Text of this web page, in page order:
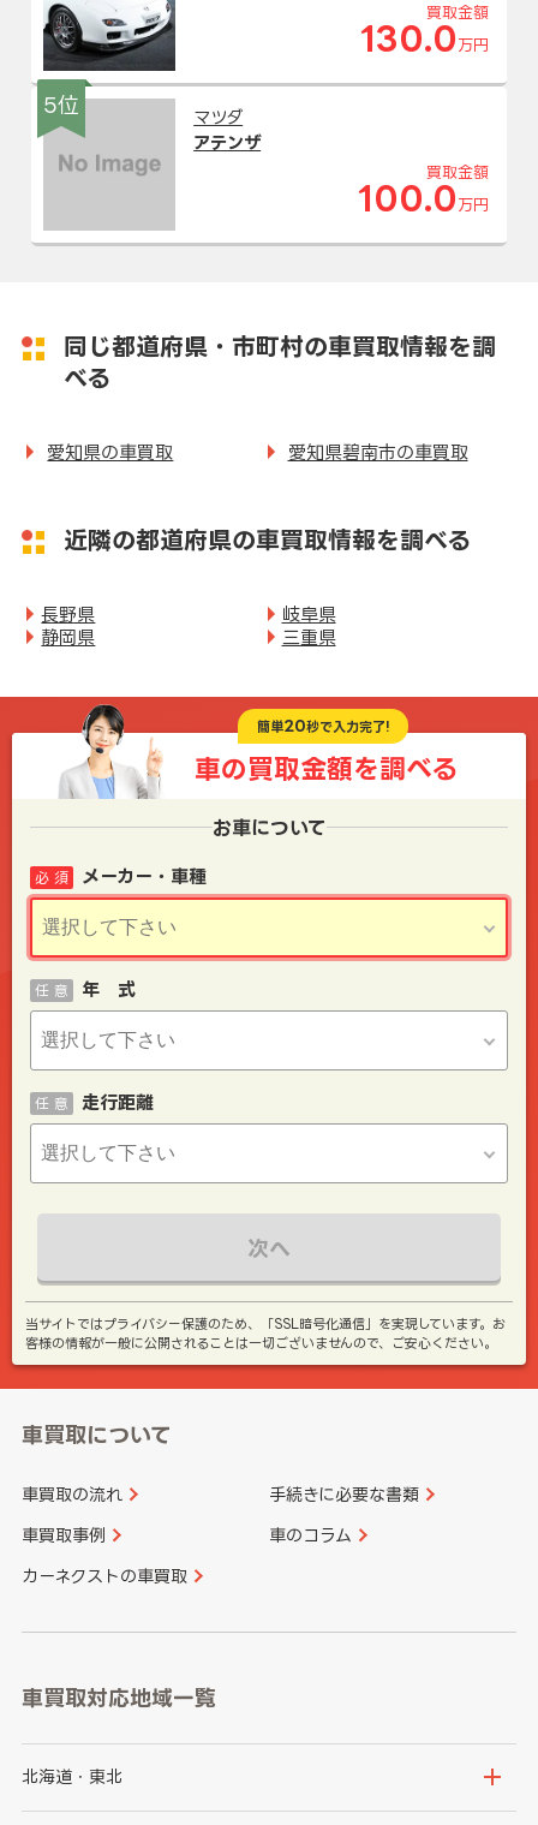
買取金額
130.0 万円
5位
マツダ
アテンザ
買取金額
100.0 万円
同じ都道府県・市町村の車買取情報を調
べる
愛知県の車買取 愛知県碧南市の車買取
近隣の都道府県の車買取情報を調べる
長野県
岐阜県
静岡県
三重県
簡単20秒で入力完了!
車の買取金額を調べる
お車について
メーカー・車種
必 須
年 式
任 意
走行距離
任 意
次へ
当サイトではプライバシー保護のため、「SSL暗号化通信」を実現しています。お
客様の情報が一般に公開されることは一切ございませんので、ご安心ください。
車買取について
車買取の流れ 手続きに必要な書類
車買取事例 車のコラム
カーネクストの車買取
車買取対応地域一覧
北海道・東北